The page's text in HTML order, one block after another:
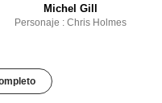
Michel Gill
Personaje : Chris Holmes